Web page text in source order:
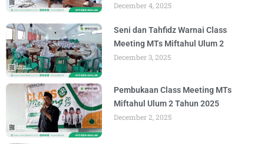
December 4, 2025
Seni dan Tahfidz Warnai Class
Meeting MTs Miftahul Ulum 2
December 3, 2025
Pembukaan Class Meeting MTs
Miftahul Ulum 2 Tahun 2025
December 2, 2025